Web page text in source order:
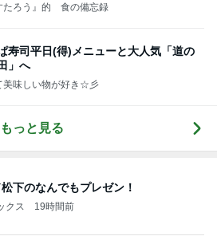
たろう』的 食の備忘録
寿司平日(得)メニューと大人気「道の
」へ
美味しい物が好き☆彡
っと見る
下のなんでもプレゼン！
クス 19時間前